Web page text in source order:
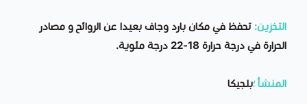
التخزين:تحفظ في مكان بارد وجاف بعيدا عن الروائح و مصادر
الحرارة في درجة حرارة 18-22 درجة مئوية.
المنشأ ؛بلجيكا